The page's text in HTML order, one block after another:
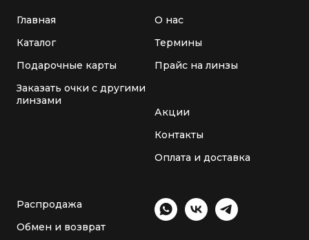
Главная
Каталог
Подарочные карты
Заказать очки с другими
линзами
О нас
Термины
Прайс на линзы
Акции
Контакты
Оплата и доставка
Распродажа
Обмен и возврат